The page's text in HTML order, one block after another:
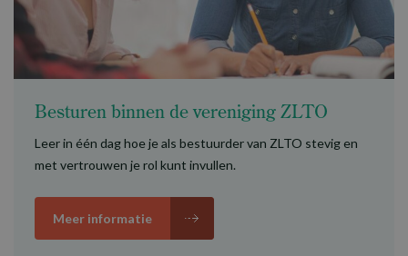
Besturen binnen de vereniging ZLTO
Leer in één dag hoe je als bestuurder van ZLTO stevig en
met vertrouwen je rol kunt invullen.
Meer informatie